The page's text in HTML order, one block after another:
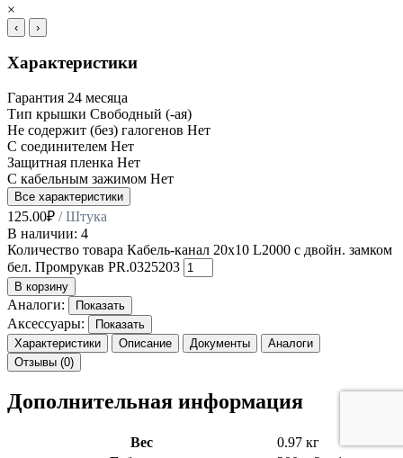
×
‹ ›
Характеристики
Гарантия 24 месяца
Тип крышки Свободный (-ая)
Не содержит (без) галогенов Нет
С соединителем Нет
Защитная пленка Нет
С кабельным зажимом Нет
Все характеристики
125.00₽ / Штука
В наличии: 4
Количество товара Кабель-канал 20х10 L2000 с двойн. замком
бел. Промрукав PR.0325203
В корзину
Аналоги: Показать
Аксессуары:
Показать
Характеристики
Описание Документы
Аналоги
Отзывы (0)
Дополнительная информация
Вес
0.97 кг